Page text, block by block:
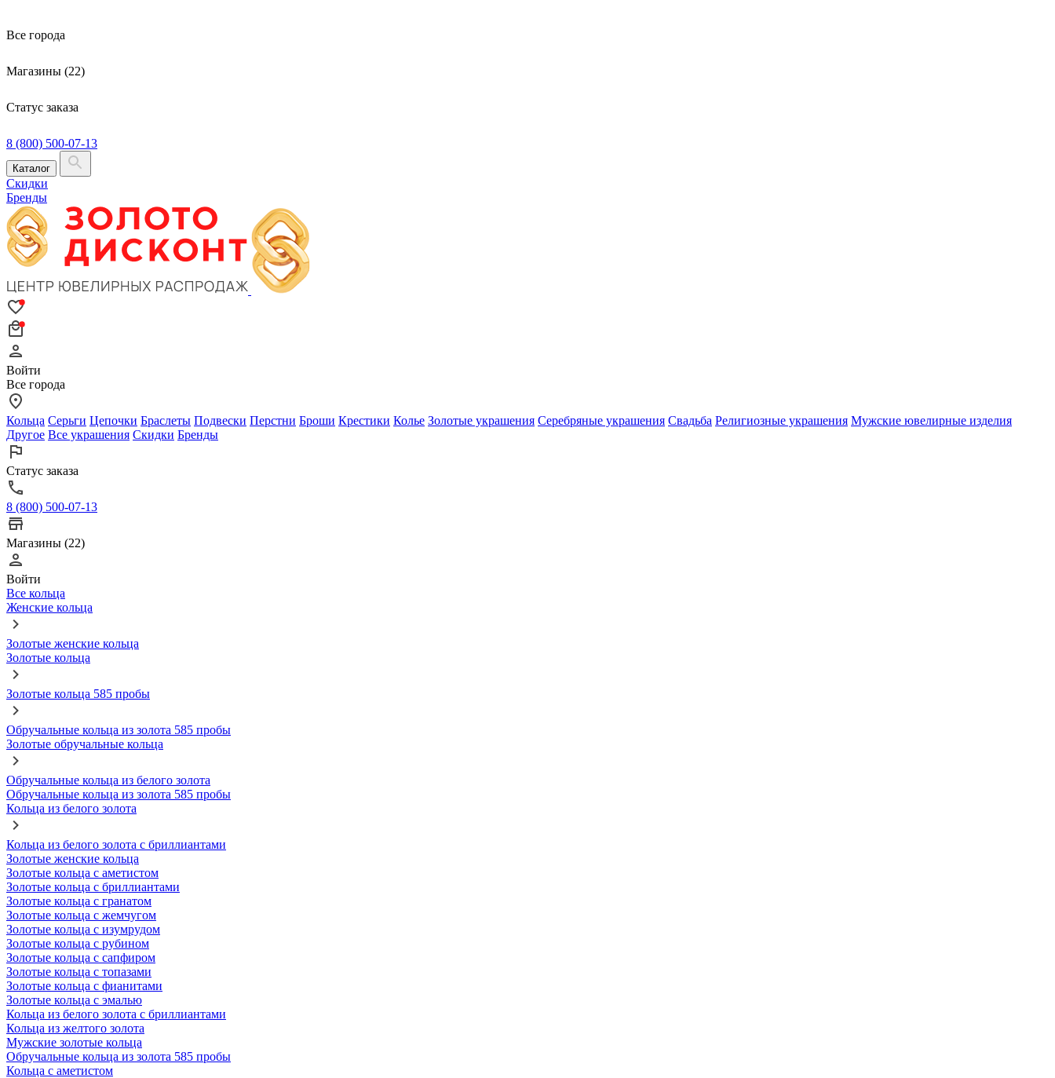
Все города
Магазины (22)
Статус заказа
8 (800) 500-07-13
Каталог
Скидки
Бренды
Войти
Все города
Кольца Серьги Цепочки Браслеты Подвески Перстни Броши Крестики Колье Золотые украшения Серебряные украшения Свадьба Религиозные украшения Мужские ювелирные изделия
Другое Все украшения Скидки Бренды
Статус заказа
8 (800) 500-07-13
Магазины (22)
Войти
Все кольца
Женские кольца
Золотые женские кольца
Золотые кольца
Золотые кольца 585 пробы
Обручальные кольца из золота 585 пробы
Золотые обручальные кольца
Обручальные кольца из белого золота
Обручальные кольца из золота 585 пробы
Кольца из белого золота
Кольца из белого золота с бриллиантами
Золотые женские кольца
Золотые кольца с аметистом
Золотые кольца с бриллиантами
Золотые кольца с гранатом
Золотые кольца с жемчугом
Золотые кольца с изумрудом
Золотые кольца с рубином
Золотые кольца с сапфиром
Золотые кольца с топазами
Золотые кольца с фианитами
Золотые кольца с эмалью
Кольца из белого золота с бриллиантами
Кольца из желтого золота
Мужские золотые кольца
Обручальные кольца из золота 585 пробы
Кольца с аметистом